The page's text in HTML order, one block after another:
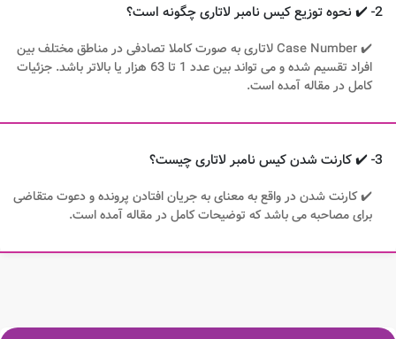
2- ✔️ نحوه توزیع کیس نامبر لاتاری چگونه است؟
✔️ Case Number لاتاری به صورت کاملا تصادفی در مناطق مختلف بین
افراد تقسیم شده و می تواند بین عدد 1 تا 63 هزار یا بالاتر باشد. جزئیات
کامل در مقاله آمده است.
3- ✔️ کارنت شدن کیس نامبر لاتاری چیست؟
✔️ کارنت شدن در واقع به معنای به جریان افتادن پرونده و دعوت متقاضی
برای مصاحبه می باشد که توضیحات کامل در مقاله آمده است.